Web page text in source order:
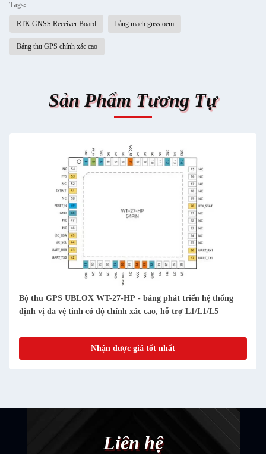
Tags:
RTK GNSS Receiver Board bảng mạch gnss oem
Bảng thu GPS chính xác cao
Sản Phẩm Tương Tự
Bộ thu GPS UBLOX WT-27-HP - bảng phát triển hệ thống
định vị đa vệ tinh có độ chính xác cao, hỗ trợ L1/L1/L5
Nhận được giá tốt nhất
Liên hệ